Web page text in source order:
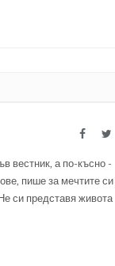
вестник, а по-късно -
пише за мечтите си
си представя живота